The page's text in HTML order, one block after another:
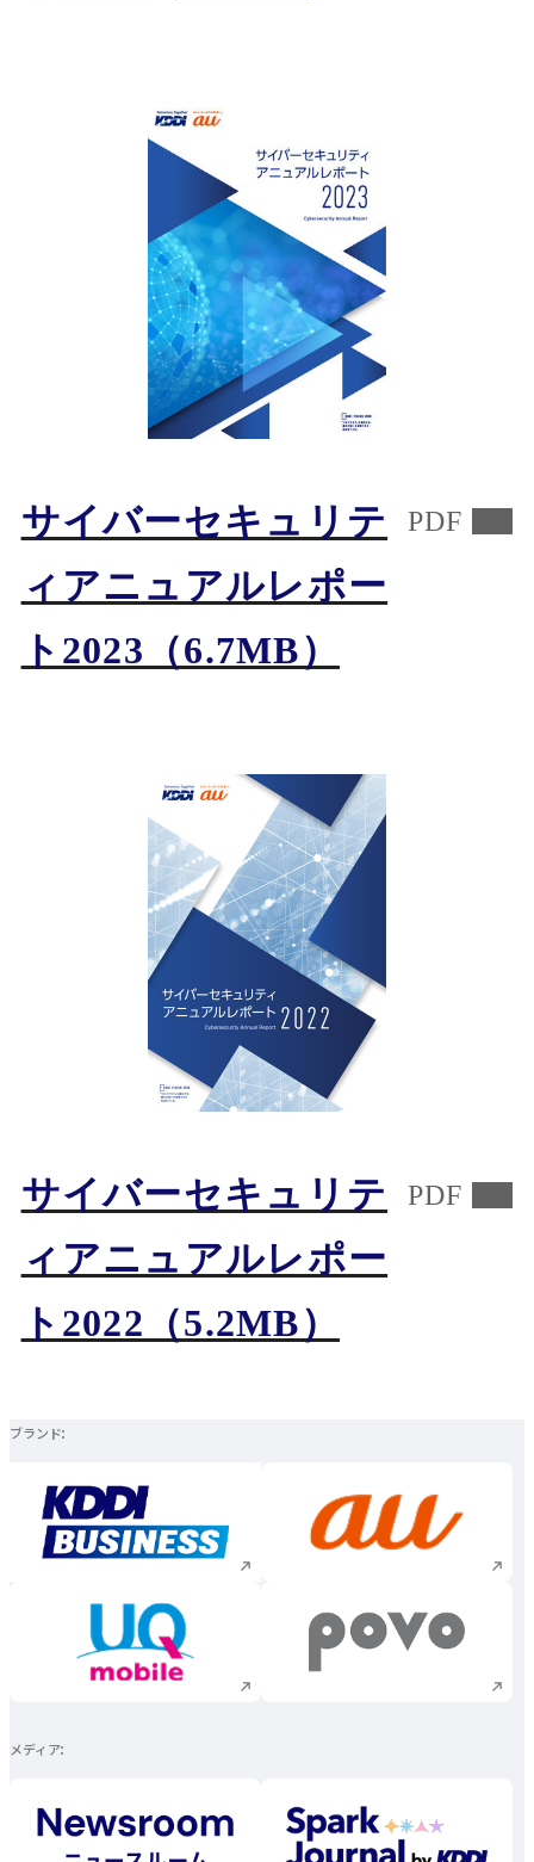
サイバーセキュリテ
ィアニュアルレポー
ト2023 （6.7MB）
PDF
PDFファイルを開く
サイバーセキュリテ
ィアニュアルレポー
ト2022 （5.2MB）
PDF
PDFファイルを開く
ブランド
新規ウィンドウで開く 新規ウィンドウで
新規ウィンドウで開く 新規ウィンドウで
メディア
新規ウィンドウで開く 新規ウィンドウで